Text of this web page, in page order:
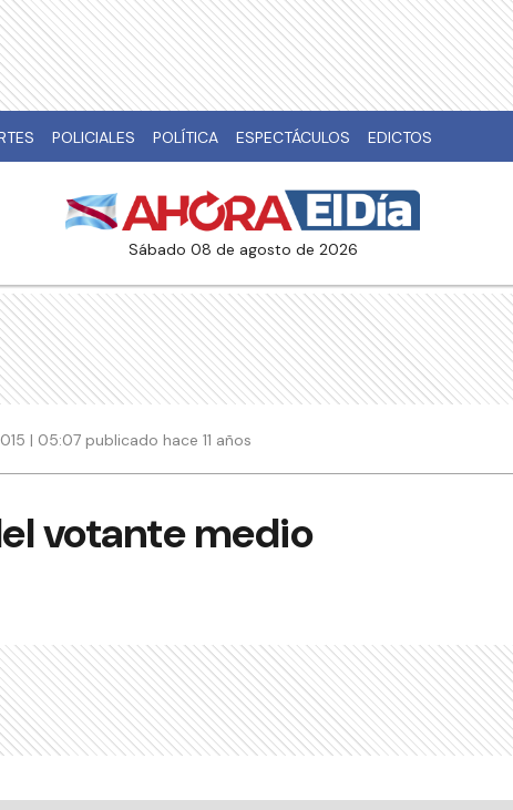
POLICIALES POLÍTICA ESPECTÁCULOS EDICTOS
sábado 08 de agosto de 2026
| 05:07 publicado hace 11 años
votante medio